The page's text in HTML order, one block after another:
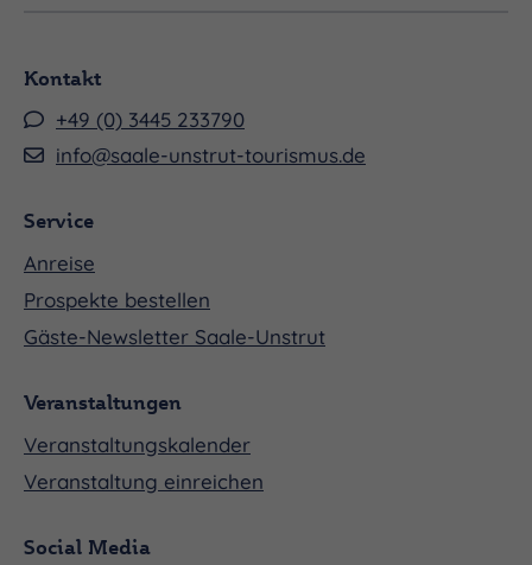
Kontakt
+49 (0) 3445 233790
info@saale-unstrut-tourismus.de
Service
Anreise
Prospekte bestellen
Gäste-Newsletter Saale-Unstrut
Veranstaltungen
Veranstaltungskalender
Veranstaltung einreichen
Social Media